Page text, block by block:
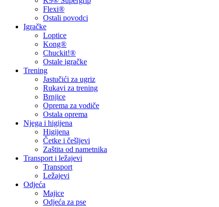
Flexi®
Ostali povodci
Igračke
Loptice
Kong®
Chuckit!®
Ostale igračke
Trening
Jastučići za ugriz
Rukavi za trening
Brnjice
Oprema za vodiče
Ostala oprema
Njega i higijena
Higijena
Četke i češljevi
Zaštita od nametnika
Transport i ležajevi
Transport
Ležajevi
Odjeća
Majice
Odjeća za pse